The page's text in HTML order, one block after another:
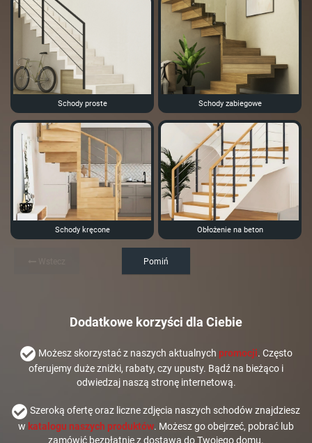
Schody proste Schody zabiegowe
Schody kręcone Obłożenie na beton
Pomiń
Dodatkowe korzyści dla Ciebie
Możesz skorzystać z naszych aktualnych promocji. Często
oferujemy duże zniżki, rabaty, czy upusty. Bądź na bieżąco i
odwiedzaj naszą stronę internetową.
Szeroką ofertę oraz liczne zdjęcia naszych schodów znajdziesz
w katalogu naszych produktów. Możesz go obejrzeć, pobrać lub
zamówić bezpłatnie z dostawą do Twojego domu.